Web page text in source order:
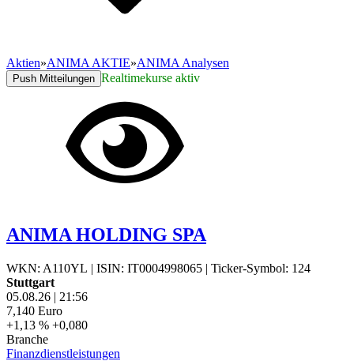
Aktien»ANIMA AKTIE»ANIMA Analysen
Push Mitteilungen Realtimekurse aktiv
ANIMA HOLDING SPA
WKN: A110YL | ISIN: IT0004998065 | Ticker-Symbol: 124
Stuttgart
05.08.26 | 21:56
7,140 Euro
+1,13 % +0,080
Branche
Finanzdienstleistungen